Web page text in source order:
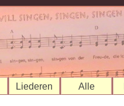
Liederen Alle